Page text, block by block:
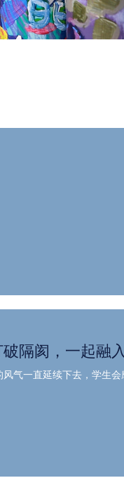
隔阂，一起融
气一直延续下去，学生